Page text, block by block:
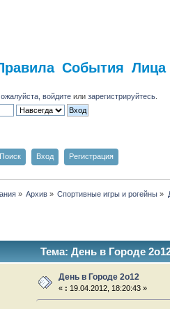
События Лица
войдите илизарегистрируйтесь
Поиск Вход Регистрация
» Архив » Спортивные игры и рогейны »
Тема: День в Городе
День в Городе 2о12
« : 19.04.2012, 18:20:43 »